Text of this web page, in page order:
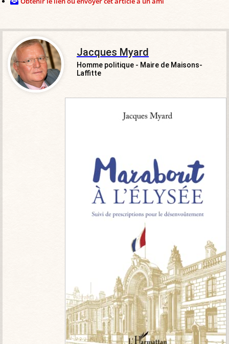
Jacques Myard
Homme politique - Maire de Maisons-
Laffitte